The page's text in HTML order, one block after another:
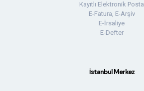
Kayıtlı Elektronik Posta
E-Fatura, E-Arşiv
E-İrsaliye
E-Defter
İstanbul Merkez